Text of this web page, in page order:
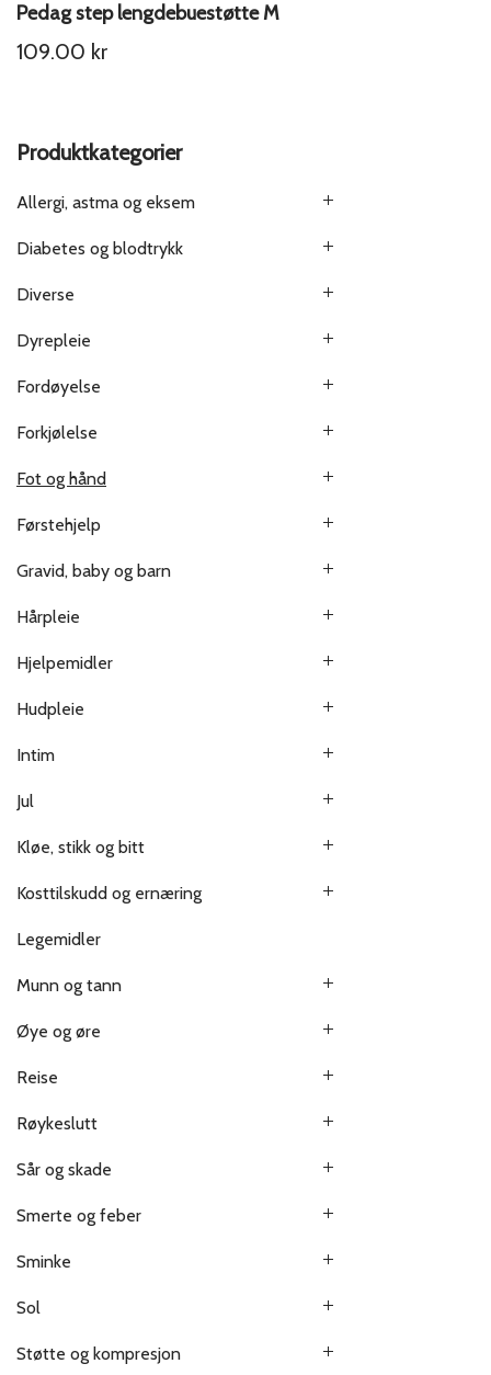
Pedag step lengdebuestøtte M
109.00 kr
Produktkategorier
Allergi, astma og eksem
Diabetes og blodtrykk
Diverse
Dyrepleie
Fordøyelse
Forkjølelse
Fot og hånd
Førstehjelp
Gravid, baby og barn
Hårpleie
Hjelpemidler
Hudpleie
Intim
Jul
Kløe, stikk og bitt
Kosttilskudd og ernæring
Legemidler
Munn og tann
Øye og øre
Reise
Røykeslutt
Sår og skade
Smerte og feber
Sminke
Sol
Støtte og kompresjon